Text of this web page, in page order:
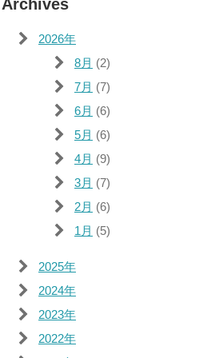
Archives
2026年
8月 (2)
7月 (7)
6月 (6)
5月 (6)
4月 (9)
3月 (7)
2月 (6)
1月 (5)
2025年
2024年
2023年
2022年